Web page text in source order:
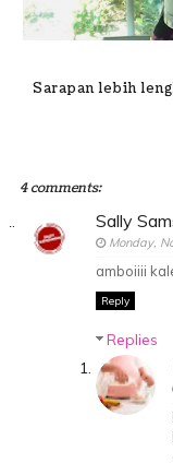
Sarapan lebih
4 comments:
Sally
Monday,
amboiiii
Reply
Replies